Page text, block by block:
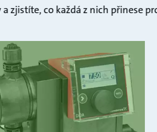
zjistíte, co každá z nich přinese